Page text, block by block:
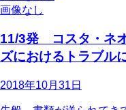
画像なし
11/3発 コスタ・ネ
ズにおけるトラブル
2018年10月31日